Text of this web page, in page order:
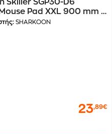
Skiller SGP30-D6
Pad XXL 900 mm -
SHARKOON
23,89€